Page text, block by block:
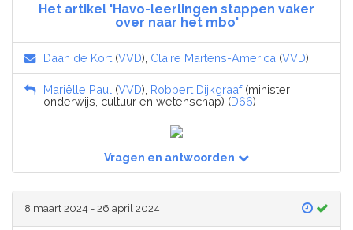
Het artikel 'Havo-leerlingen stappen vaker
over naar het mbo'
Daan de Kort (VVD), Claire Martens-America (VVD)
Mariëlle Paul (VVD), Robbert Dijkgraaf(minister
onderwijs, cultuur en wetenschap) (D66)
Vragen en antwoorden
8 maart 2024 - 26 april 2024